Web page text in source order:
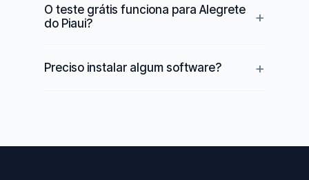
O teste grátis funciona para Alegrete
do Piaui?
Preciso instalar algum software?